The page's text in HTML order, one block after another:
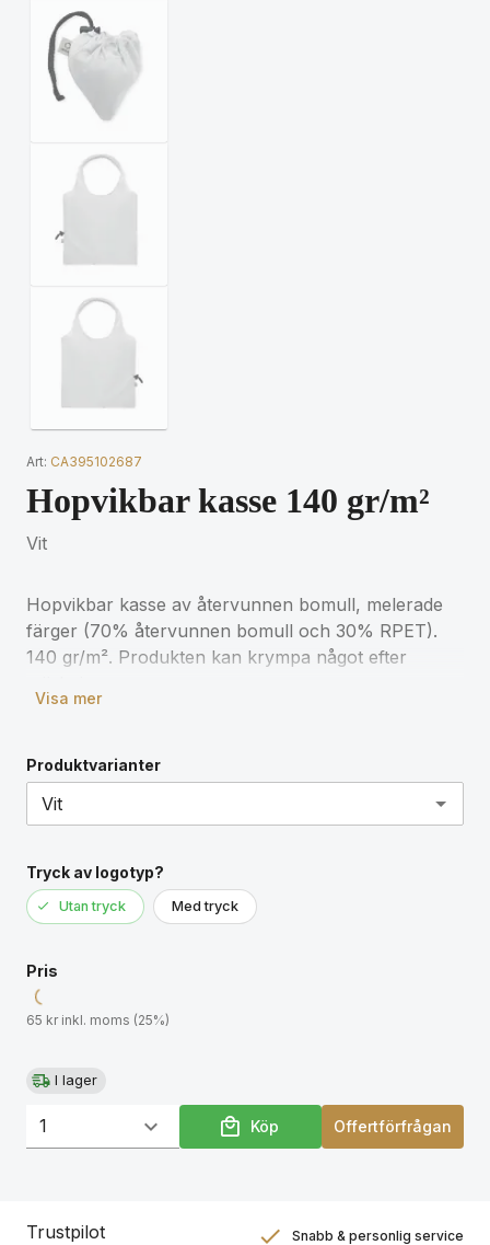
Art: CA395102687
Hopvikbar kasse 140 gr/m²
Vit
Hopvikbar kasse av återvunnen bomull, melerade
färger (70% återvunnen bomull och 30% RPET).
140 gr/m². Produkten kan krympa något efter
Visa mer
Produktvarianter
Tryck av logotyp?
Utan tryck Med tryck
Pris
65 kr inkl. moms (25%)
I lager
Köp Offertförfrågan
Trustpilot Snabb & personlig service